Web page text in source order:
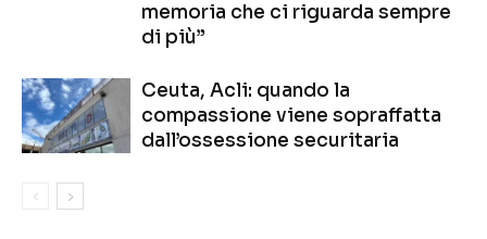
memoria che ci riguarda sempre
di più”
Ceuta, Acli: quando la
compassione viene sopraffatta
dall’ossessione securitaria